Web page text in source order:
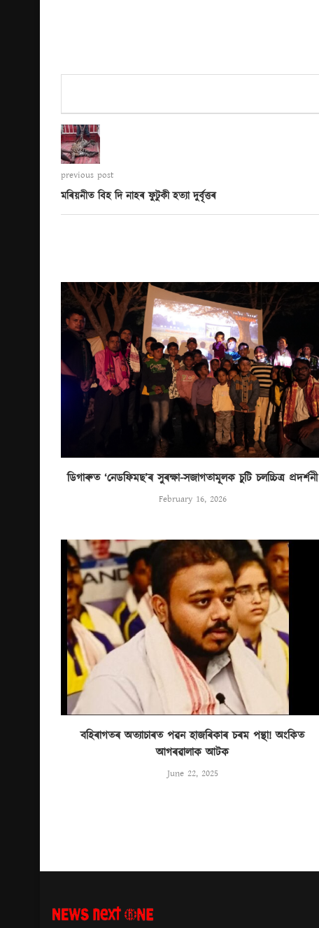
previous post
মৰিয়নীত বিহ দি নাহৰ ফুটুকী হত্যা দুৰ্বৃত্তৰ
ডিগাৰুত ‘নেডফিমছ’ৰ সুৰক্ষা-সজাগতামূলক চুটি চলচ্চিত্ৰ প্ৰদৰ্শনী
February 16, 2026
বহিৰাগতৰ অত্যাচাৰত পৱন হাজৰিকাৰ চৰম পন্থা! অংকিত
আগৰৱালাক আটক
June 22, 2025